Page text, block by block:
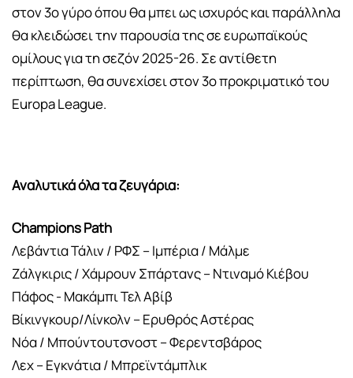
στον 3ο γύρο όπου θα μπει ως ισχυρός και παράλληλα
θα κλειδώσει την παρουσία της σε ευρωπαϊκούς
ομίλους για τη σεζόν 2025-26. Σε αντίθετη
περίπτωση, θα συνεχίσει στον 3ο προκριματικό του
Europa League.
Αναλυτικά όλα τα ζευγάρια:
Champions Path
Λεβάντια Τάλιν / ΡΦΣ – Ιμπέρια / Μάλμε
Ζάλγκιρις / Χάμρουν Σπάρτανς – Ντιναμό Κιέβου
Πάφος - Μακάμπι Τελ Αβίβ
Βίκινγκουρ/Λίνκολν – Ερυθρός Αστέρας
Νόα / Μπούντουτσνοστ – Φερεντσβάρος
Λεχ – Εγκνάτια / Μπρεϊντάμπλικ